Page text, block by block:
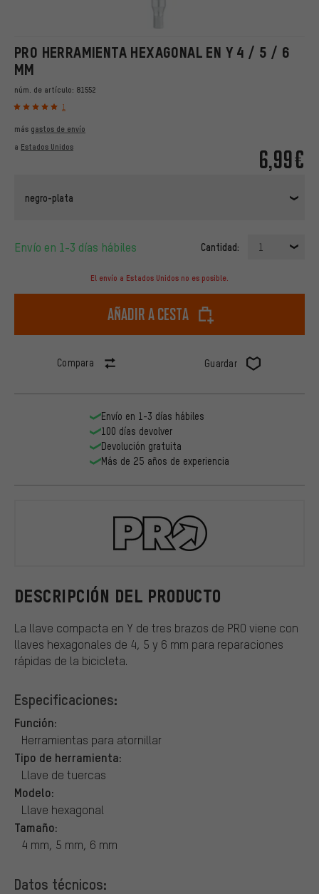
PRO HERRAMIENTA HEXAGONAL EN Y 4 / 5 / 6
MM
núm. de artículo: 81552
1
6,99€
más gastos de envío
a Estados Unidos
negro-plata
Envío en 1-3 días hábiles Cantidad: 1
El envío a Estados Unidos no es posible.
Añadir a cesta
Compara Guardar
DESCRIPCIÓN DEL PRODUCTO
La llave compacta en Y de tres brazos de PRO viene con
llaves hexagonales de 4, 5 y 6 mm para reparaciones
rápidas de la bicicleta.
Especificaciones:
Función:
Herramientas para atornillar
Tipo de herramienta:
Llave de tuercas
Modelo:
Llave hexagonal
Tamaño:
4 mm, 5 mm, 6 mm
Datos técnicos:
Envío en 1-3 días hábiles
100 días devolver
Devolución gratuita
Más de 25 años de experiencia